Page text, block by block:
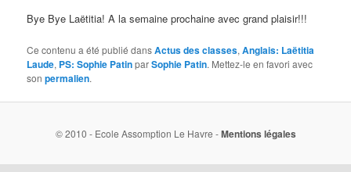
Bye Bye Laëtitia! A la semaine prochaine avec grand plaisir!!!
Ce contenu a été publié dansActus des classes,Anglais: Laëtitia
Laude, PS: Sophie PatinparSophie Patin. Mettez-le en favori avec
sonpermalien.
© 2010 - Ecole Assomption Le Havre -Mentions légales